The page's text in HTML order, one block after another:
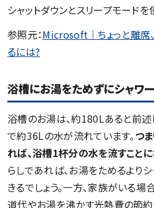
シャットダウンとスリープモードを
参照元：Microsoft｜ちょっと離席
るには?
浴槽にお湯をためずにシャワ
浴槽のお湯は、約180Lあると前述
で約36Lの水が流れています。つ
れば、浴槽1杯分の水を流すことに
らしであれば、お湯をためるより
きるでしょう。一方、家族がいる
道代やお湯を沸かす光熱費の節約